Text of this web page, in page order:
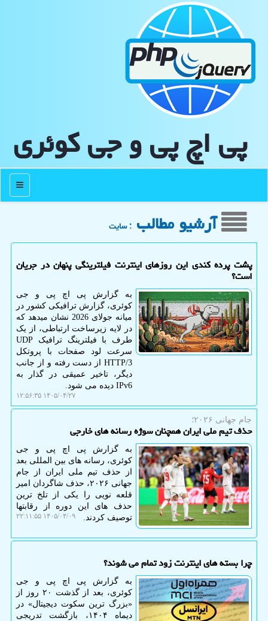
پی اچ پی و جی كوئری
منو
آرشیو مطالب : سایت
پشت پرده کندی این روزهای اینترنت فیلترینگی پنهان در جریان
است؟
به گزارش پی اچ پی و جی
کوئری، گزارش ترافیکی کشور در
میانه جولای 2026 نشان میدهد که
در لایه زیرساخت ارتباطی، از یک
طرف با فیلترینگ ترافیک UDP
سرعت لود صفحات با پروتکل
HTTP/3 از دست رفته و از جانب
دیگر، تاخیر عمیقی در گذار به
IPv6 دیده می شود.
۱۴۰۵/۰۴/۲۷ ۱۲:۵۶:۳۵
جام جهانی ۲۰۲۶؛
حذف تیم ملی ایران همچنان سوژه رسانه های خارجی
به گزارش پی اچ پی و جی
کوئری، رسانه های بین المللی بعد
از حذف تیم ملی ایران از جام
جهانی ۲۰۲۶، حذف شاگردان امیر
قلعه نویی را یکی از تلخ ترین
حذف های این دوره از رقابتها
توصیف کردند.
۱۴۰۵/۰۴/۰۹ ۲۲:۱۱:۵۵
چرا بسته های اینترنت زود تمام می شوند؟
به گزارش پی اچ پی و جی
کوئری، بعد از گذشت ۲۰ روز از
«بزرگ ترین سکوت دیجیتال» در
دیماه ۱۴۰۴، بازگشت تدریجی